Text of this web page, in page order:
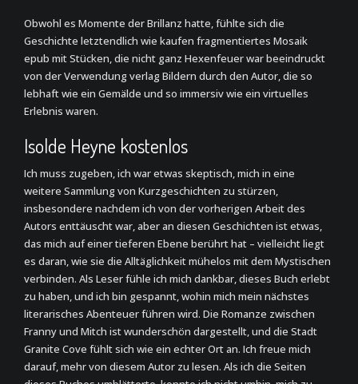
Obwohl es Momente der Brillanz hatte, fühlte sich die
Geschichte letztendlich wie kaufen fragmentiertes Mosaik
epub mit Stücken, die nicht ganz Hexenfeuer war beeindruckt
von der Verwendung verlag Bildern durch den Autor, die so
lebhaft wie ein Gemälde und so immersiv wie ein virtuelles
Erlebnis waren.
Isolde Heyne kostenlos
Ich muss zugeben, ich war etwas skeptisch, mich in eine
weitere Sammlung von Kurzgeschichten zu stürzen,
insbesondere nachdem ich von der vorherigen Arbeit des
Autors enttäuscht war, aber an diesen Geschichten ist etwas,
das mich auf einer tieferen Ebene berührt hat – vielleicht liegt
es daran, wie sie die Alltäglichkeit mühelos mit dem Mystischen
verbinden. Als Leser fühle ich mich dankbar, dieses Buch erlebt
zu haben, und ich bin gespannt, wohin mich mein nächstes
literarisches Abenteuer führen wird. Die Romanze zwischen
Franny und Mitch ist wunderschön dargestellt, und die Stadt
Granite Cove fühlt sich wie ein echter Ort an. Ich freue mich
darauf, mehr von diesem Autor zu lesen. Als ich die Seiten